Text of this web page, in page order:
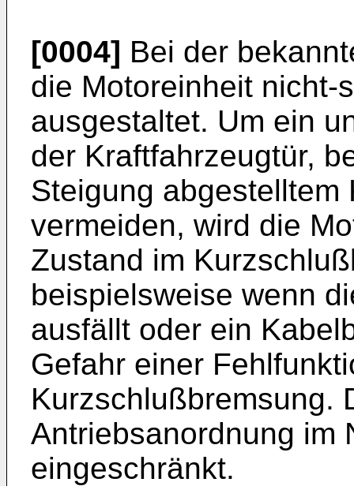
[0004] Bei der
die Motoreinheit nicht-
ausgestaltet. Um ein
der Kraftfahrzeugtür,
Steigung abgestelltem
vermeiden, wird die
Zustand im
beispielsweise wenn
ausfällt oder ein
Gefahr einer
Kurzschlußbremsung.
Antriebsanordnung im
eingeschränkt.